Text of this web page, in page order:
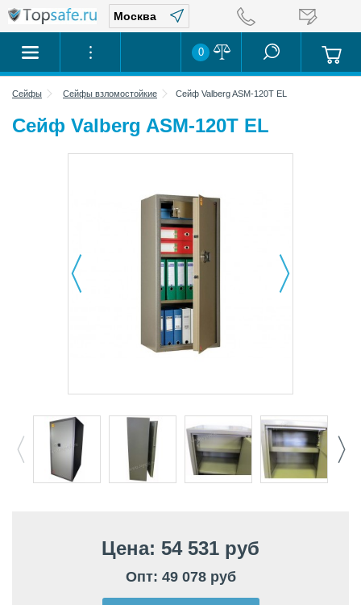
0
Сейфы Сейфы взломостойкие Сейф Valberg ASM-120T EL
Сейф Valberg ASM-120T EL
Цена: 54 531 руб
Опт: 49 078 руб